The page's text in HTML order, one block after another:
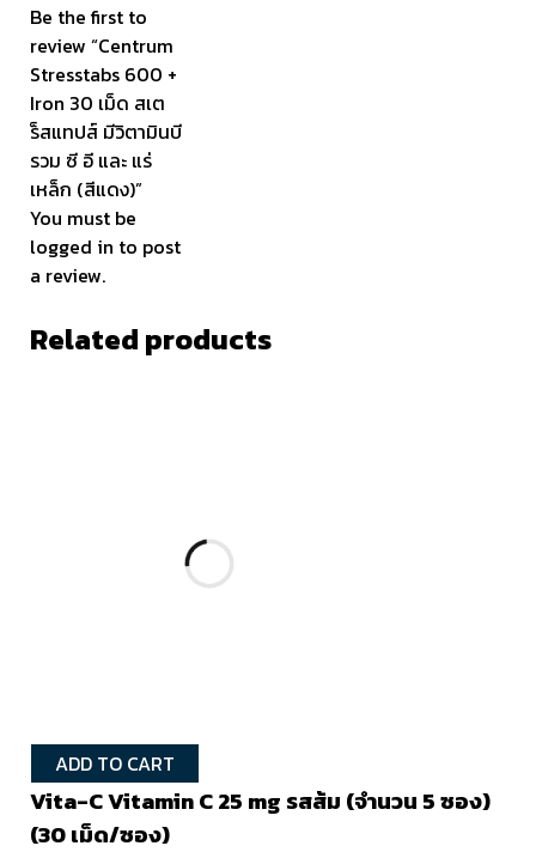
Be the first to
review “Centrum
Stresstabs 600 +
Iron 30 เม็ด สเต
ร็สแทปส์ มีวิตามินบี
รวม ซี อี และ แร่
เหล็ก (สีแดง)”
You must be
logged in to post
a review.
Related products
ADD TO CART
Vita-C Vitamin C 25 mg รสส้ม (จำนวน 5 ซอง)
(30 เม็ด/ซอง)